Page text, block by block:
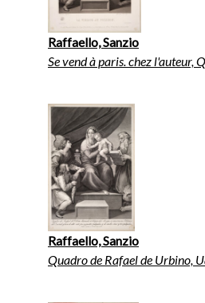
Raffaello, Sanzio
Se vend à paris. chez l'auteur,
Raffaello, Sanzio
Quadro de Rafael de Urbino,